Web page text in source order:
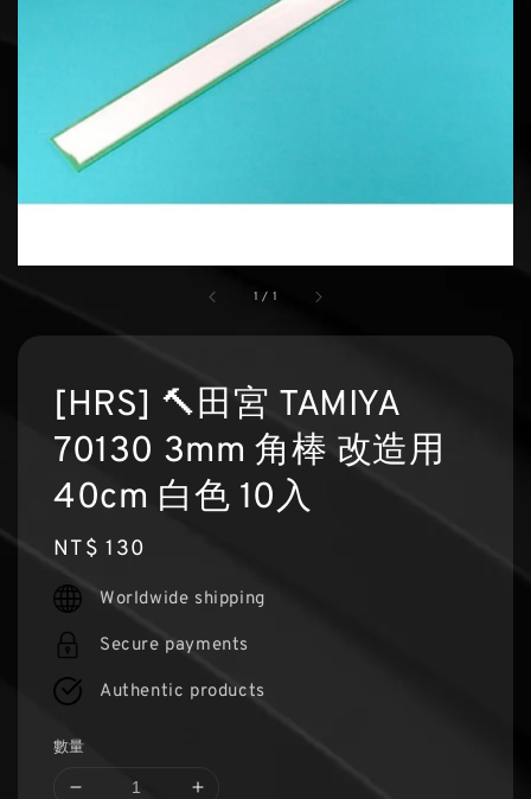
1 / 1
[HRS] 🔨田宮 TAMIYA
70130 3mm 角棒 改造用
40cm 白色 10入
Regular
price
NT$ 130
Worldwide shipping
Secure payments
Authentic products
數量